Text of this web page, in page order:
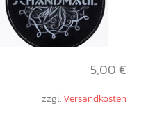
zzgl.Versandkosten
5,00€